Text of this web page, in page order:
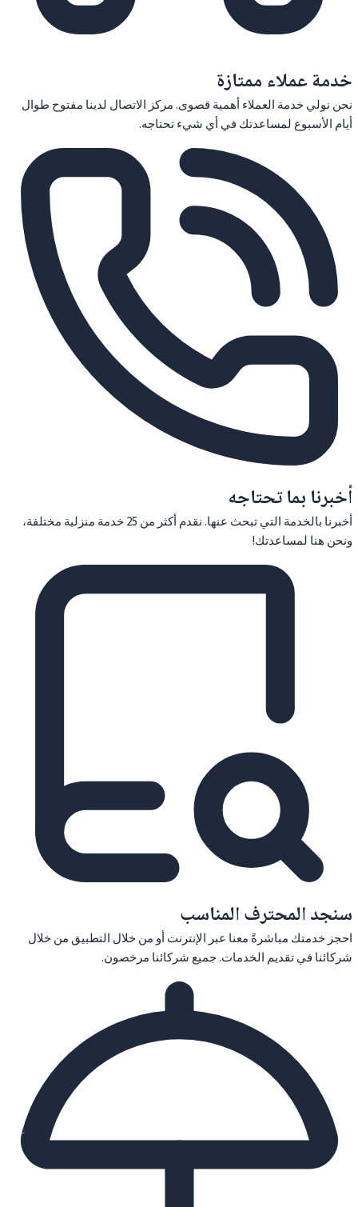
خدمة عملاء ممتازة
نحن نولي خدمة العملاء أهمية قصوى. مركز الاتصال لدينا مفتوح طوال
أيام الأسبوع لمساعدتك في أي شيء تحتاجه.
أخبرنا بما تحتاجه
أخبرنا بالخدمة التي تبحث عنها. نقدم أكثر من 25 خدمة منزلية مختلفة،
ونحن هنا لمساعدتك!
سنجد المحترف المناسب
احجز خدمتك مباشرةً معنا عبر الإنترنت أو من خلال التطبيق من خلال
شركائنا في تقديم الخدمات. جميع شركائنا مرخصون.